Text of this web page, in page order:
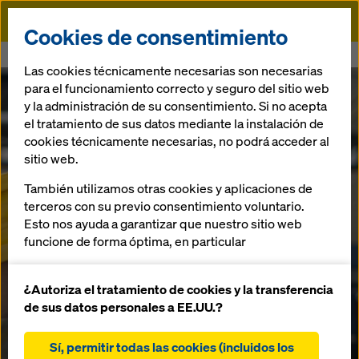
Doka
Cookies de consentimiento
Las cookies técnicamente necesarias son necesarias
para el funcionamiento correcto y seguro del sitio web
y la administración de su consentimiento. Si no acepta
el tratamiento de sus datos mediante la instalación de
cookies técnicamente necesarias, no podrá acceder al
sitio web.
También utilizamos otras cookies y aplicaciones de
terceros con su previo consentimiento voluntario.
Esto nos ayuda a garantizar que nuestro sitio web
funcione de forma óptima, en particular
nuestro sitio web (cookies funcionales y
estadísticas)
utilizar la tienda online de Doka (cookies
¿Autoriza el tratamiento de cookies y la transferencia
de sus datos personales a EE.UU.?
Sí, permitir todas las cookies (incluidos los